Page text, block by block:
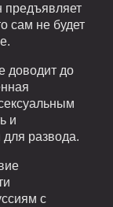
предъявляет
сам не будет
доводит до
и
развода.
с